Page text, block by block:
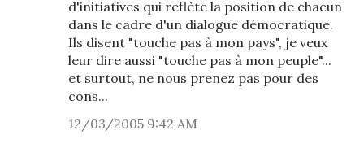
d'initiatives qui reflète la position de chacun
dans le cadre d'un dialogue démocratique.
Ils disent "touche pas à mon pays", je veux
leur dire aussi "touche pas à mon peuple"...
et surtout, ne nous prenez pas pour des
cons...
12/03/2005 9:42 AM